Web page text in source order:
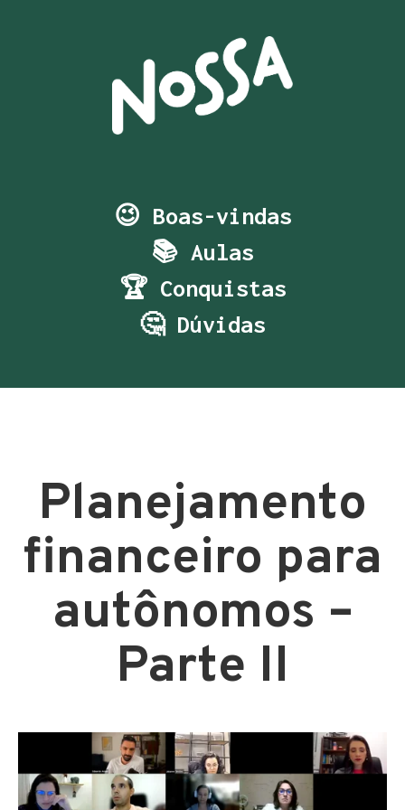
😉 Boas-vindas
📚 Aulas
🏆 Conquistas
🤔 Dúvidas
Planejamento
financeiro para
autônomos –
Parte II